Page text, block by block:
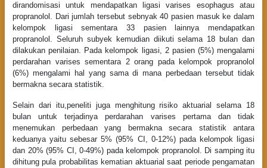
dirandomisasi untuk mendapatkan ligasi varises esophagus atau
propranolol. Dari jumlah tersebut sebnyak 40 pasien masuk ke dalam
kelompok ligasi sementara 33 pasien lainnya mendapatkan
propranolol. Seluruh subyek kemudian diikuti selama 18 bulan dan
dilakukan penilaian. Pada kelompok ligasi, 2 pasien (5%) mengalami
perdarahan varises sementara 2 orang pada kelompok propranolol
(6%) mengalami hal yang sama di mana perbedaan tersebut tidak
bermakna secara statistik.
Selain dari itu,peneliti juga menghitung risiko aktuarial selama 18
bulan untuk terjadinya perdarahan varises pertama dan tidak
menemukan perbedaan yang bermakna secara statistik antara
keduanya yaitu sebesar 5% (95% CI, 0-12%) pada kelompok ligasi
dan 20% (95% CI, 0-49%) pada kelompok propranolol. Di samping itu
dihitung pula probabilitas kematian aktuarial saat periode pengamatan